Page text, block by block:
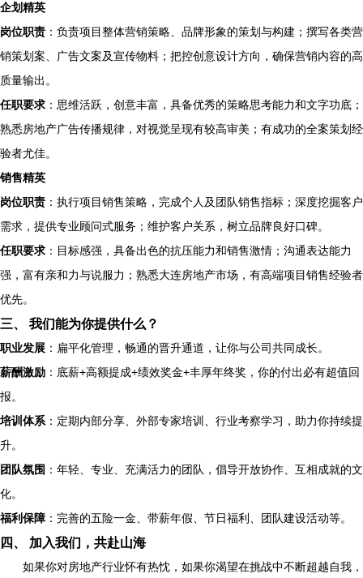
企划精英
岗位职责 ：负责项目整体营销策略、品牌形象的策划与构建；撰写各类营
销策划案、广告文案及宣传物料；把控创意设计方向，确保营销内容的高
质量输出。
任职要求 ：思维活跃，创意丰富，具备优秀的策略思考能力和文字功底；
熟悉房地产广告传播规律，对视觉呈现有较高审美；有成功的全案策划经
验者尤佳。
销售精英
岗位职责 ：执行项目销售策略，完成个人及团队销售指标；深度挖掘客户
需求，提供专业顾问式服务；维护客户关系，树立品牌良好口碑。
任职要求 ：目标感强，具备出色的抗压能力和销售激情；沟通表达能力
强，富有亲和力与说服力；熟悉大连房地产市场，有高端项目销售经验者
优先。
三、 我们能为你提供什么？
职业发展 ：扁平化管理，畅通的晋升通道，让你与公司共同成长。
薪酬激励 ：底薪+高额提成+绩效奖金+丰厚年终奖，你的付出必有超值回
报。
培训体系 ：定期内部分享、外部专家培训、行业考察学习，助力你持续提
升。
团队氛围 ：年轻、专业、充满活力的团队，倡导开放协作、互相成就的文
化。
福利保障 ：完善的五险一金、带薪年假、节日福利、团队建设活动等。
四、 加入我们，共赴山海
如果你对房地产行业怀有热忱，如果你渴望在挑战中不断超越自我，